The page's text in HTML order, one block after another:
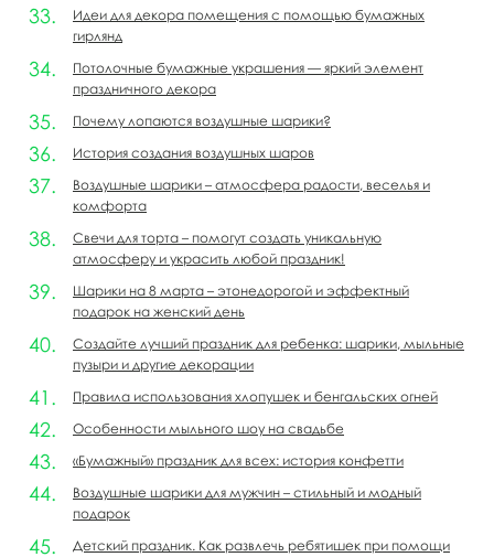
Идеи для декора помещения с помощью бумажных
гирлянд
Потолочные бумажные украшения — яркий элемент
праздничного декора
Почему лопаются воздушные шарики?
История создания воздушных шаров
Воздушные шарики – атмосфера радости, веселья и
комфорта
Свечи для торта – помогут создать уникальную
атмосферу и украсить любой праздник!
Шарики на 8 марта – этонедорогой и эффектный
подарок на женский день
Создайте лучший праздник для ребенка: шарики, мыльные
пузыри и другие декорации
Правила использования хлопушек и бенгальских огней
Особенности мыльного шоу на свадьбе
«Бумажный» праздник для всех: история конфетти
Воздушные шарики для мужчин – стильный и модный
подарок
Детский праздник. Как развлечь ребятишек при помощи